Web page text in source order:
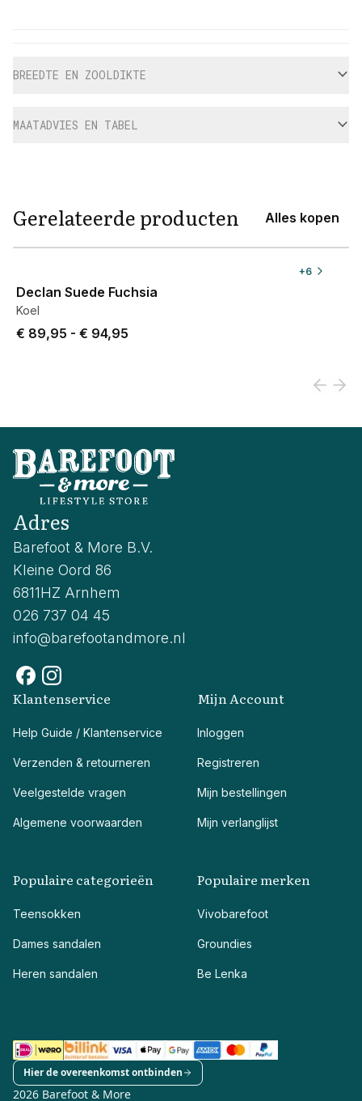
BREEDTE EN ZOOLDIKTE
MAATADVIES EN TABEL
Gerelateerde producten Alles kopen
+6
Declan Suede Fuchsia
Koel
Price from € 89,95 to € 94,95.
€ 89,95 - € 94,95
Adres
Barefoot & More B.V.
Kleine Oord 86
6811HZ Arnhem
026 737 04 45
info@barefootandmore.nl
Klantenservice
Help Guide / Klantenservice
Verzenden & retourneren
Veelgestelde vragen
Algemene voorwaarden
Mijn Account
Inloggen
Registreren
Mijn bestellingen
Mijn verlanglijst
Populaire categorieën
Teensokken
Dames sandalen
Heren sandalen
Populaire merken
Vivobarefoot
Groundies
Be Lenka
2026 Barefoot & More
Hier de overeenkomst ontbinden